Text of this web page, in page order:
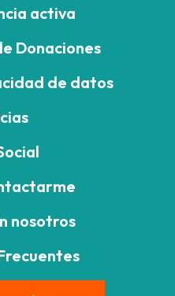
activa
Donaciones
de datos
nosotros